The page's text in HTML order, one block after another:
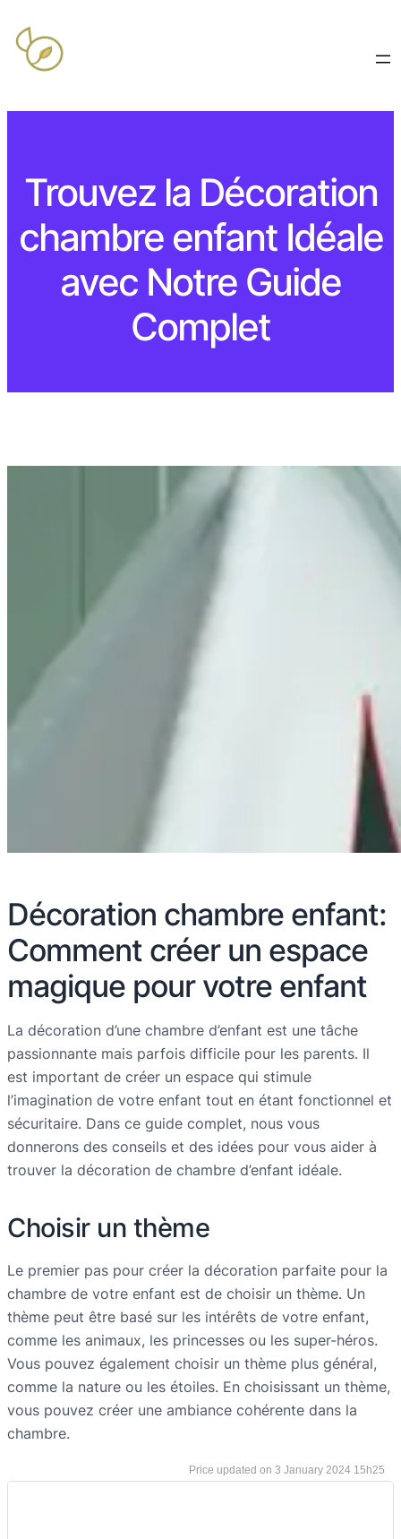
Trouvez la Décoration
chambre enfant Idéale
avec Notre Guide
Complet
Décoration chambre enfant:
Comment créer un espace
magique pour votre enfant
La décoration d’une chambre d’enfant est une tâche
passionnante mais parfois difficile pour les parents. Il
est important de créer un espace qui stimule
l’imagination de votre enfant tout en étant fonctionnel et
sécuritaire. Dans ce guide complet, nous vous
donnerons des conseils et des idées pour vous aider à
trouver la décoration de chambre d’enfant idéale.
Choisir un thème
Le premier pas pour créer la décoration parfaite pour la
chambre de votre enfant est de choisir un thème. Un
thème peut être basé sur les intérêts de votre enfant,
comme les animaux, les princesses ou les super-héros.
Vous pouvez également choisir un thème plus général,
comme la nature ou les étoiles. En choisissant un thème,
vous pouvez créer une ambiance cohérente dans la
chambre.
3 January 2024 15h25